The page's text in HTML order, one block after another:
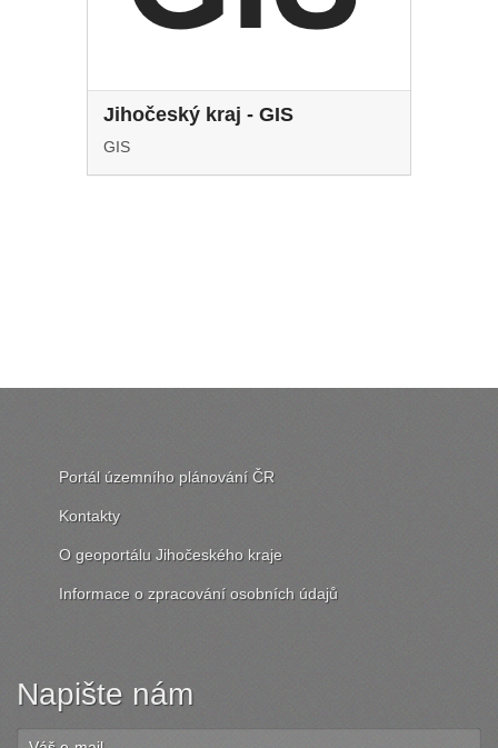
Jihočeský kraj - GIS
GIS
Portál územního plánování ČR
Kontakty
O geoportálu Jihočeského kraje
Informace o zpracování osobních údajů
Napište nám